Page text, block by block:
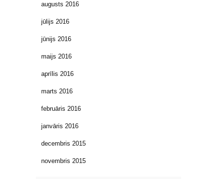
augusts 2016
jūlijs 2016
jūnijs 2016
maijs 2016
aprīlis 2016
marts 2016
februāris 2016
janvāris 2016
decembris 2015
novembris 2015